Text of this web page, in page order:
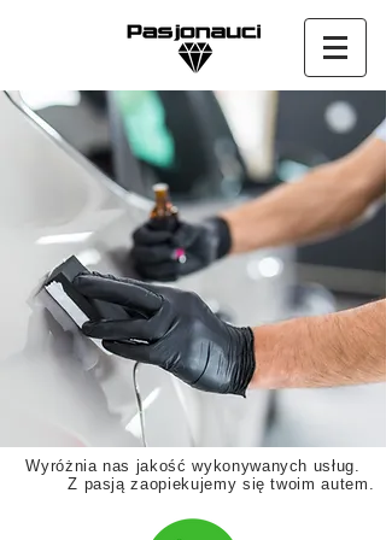
Wyróżnia nas jakość wykonywanych usług.
Z pasją zaopiekujemy się twoim autem.